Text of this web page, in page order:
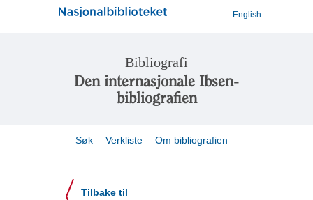
English
Bibliografi
Den internasjonale Ibsen-
bibliografien
Søk Verkliste Om bibliografien
Tilbake til